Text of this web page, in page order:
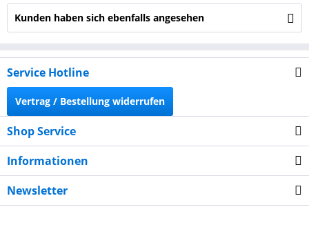
Kunden haben sich ebenfalls angesehen
Service Hotline
Vertrag / Bestellung widerrufen
Shop Service
Informationen
Newsletter